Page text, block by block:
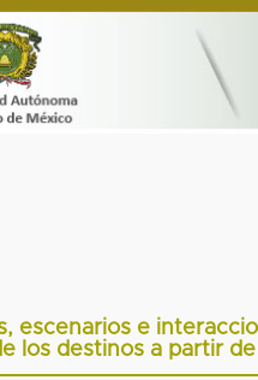
escenarios e
los destinos a partir